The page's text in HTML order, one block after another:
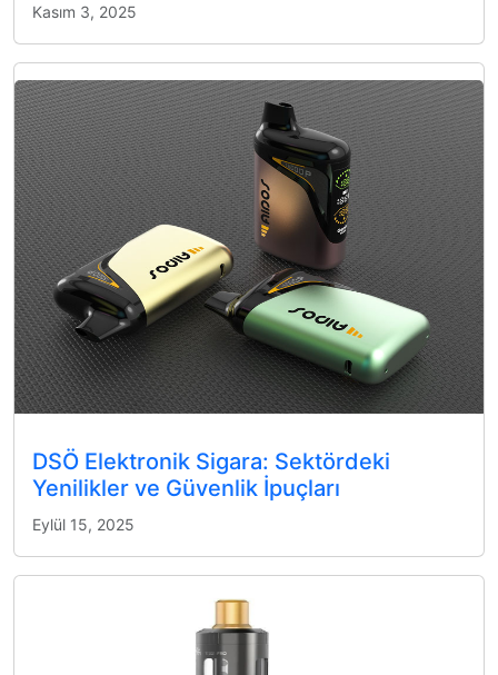
Kasım 3, 2025
DSÖ Elektronik Sigara: Sektördeki
Yenilikler ve Güvenlik İpuçları
Eylül 15, 2025